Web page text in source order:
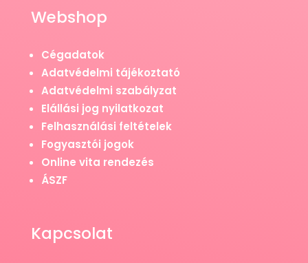
Webshop
Cégadatok
Adatvédelmi tájékoztató
Adatvédelmi szabályzat
Elállási jog nyilatkozat
Felhasználási feltételek
Fogyasztói jogok
Online vita rendezés
ÁSZF
Kapcsolat